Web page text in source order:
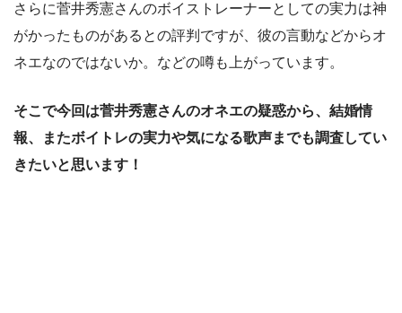
さらに菅井秀憲さんのボイストレーナーとしての実力は神
がかったものがあるとの評判ですが、彼の言動などからオ
ネエなのではないか。などの噂も上がっています。
そこで今回は菅井秀憲さんのオネエの疑惑から、結婚情
報、またボイトレの実力や気になる歌声までも調査してい
きたいと思います！